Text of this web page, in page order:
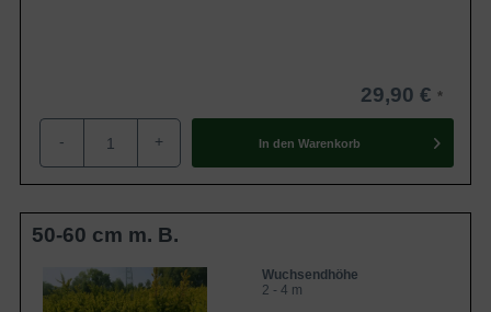
29,90 €
- + In den Warenkorb
50-60 cm m. B.
Wuchsendhöhe
2 - 4 m